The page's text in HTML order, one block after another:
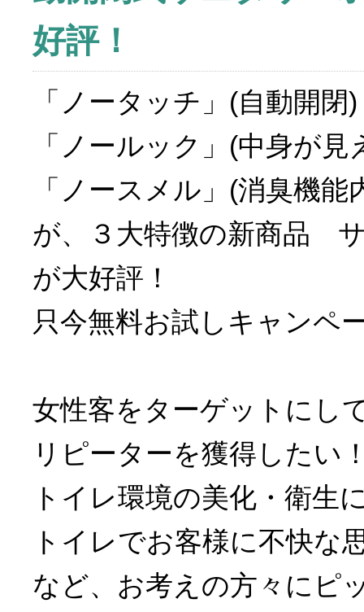
好評！
「ノータッチ」(自動開閉)
「ノールック」(中身が見
「ノースメル」(消臭機能
が、３大特徴の新商品
が大好評！
只今無料お試しキャンペ
女性客をターゲットにし
リピーターを獲得したい
トイレ環境の美化・衛生
トイレでお客様に不快な
など、お考えの方々にピ